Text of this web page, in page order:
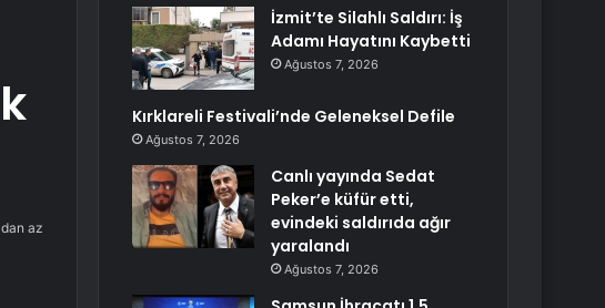
az
İzmit’te Silahlı Saldırı: İş
Adamı Hayatını Kaybetti
Ağustos 7, 2026
Kırklareli Festivali’nde Geleneksel Defile
Ağustos 7, 2026
Canlı yayında Sedat
Peker’e küfür etti,
evindeki saldırıda ağır
yaralandı
Ağustos 7, 2026